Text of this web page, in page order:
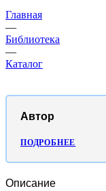
Главная
—
Библиотека
—
Каталог
Автор
ПОДРОБНЕЕ
Описание